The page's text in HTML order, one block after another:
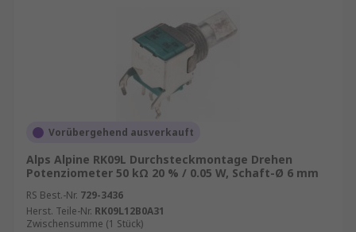
Vorübergehend ausverkauft
Alps Alpine RK09L Durchsteckmontage Drehen
Potenziometer 50 kΩ 20 % / 0.05 W, Schaft-Ø 6 mm
RS Best.-Nr. 729-3436
Herst. Teile-Nr. RK09L12B0A31
Zwischensumme (1 Stück)